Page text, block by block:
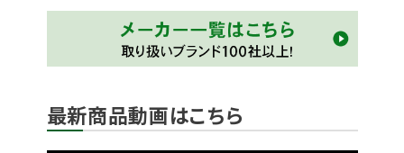
最新商品動画はこちら